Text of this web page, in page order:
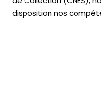
disposition nos